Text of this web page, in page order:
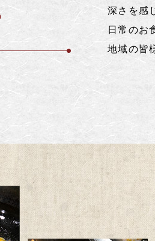
深さを感
日常のお
地域の皆